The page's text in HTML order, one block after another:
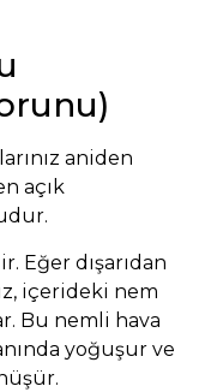
aniden
açık
Eğer dışarıdan
içerideki nem
Bu nemli hava
yoğuşur ve